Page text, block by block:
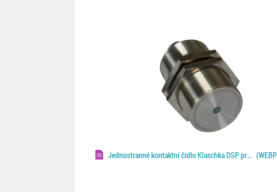
Jednostranné kontaktní čidlo Klaschka DSP pro Fe plechy